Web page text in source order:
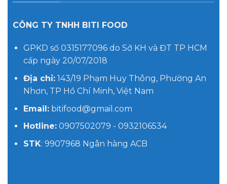
CÔNG TY TNHH BITI FOOD
GPKD số 0315177096 do Sở KH và ĐT TP HCM
cấp ngày 20/07/2018
Địa chỉ:143/19 Phạm Huy Thông, Phường An
Nhơn, TP Hồ Chí Minh, Việt Nam
Email:bitifood@gmail.com
Hotline:0907502079 - 0932106534
STK: 9907968 Ngân hàng ACB